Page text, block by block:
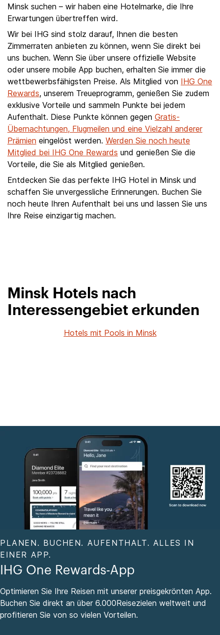
Minsk suchen – wir haben eine Hotelmarke, die Ihre
Erwartungen übertreffen wird.
Wir bei IHG sind stolz darauf, Ihnen die besten
Zimmerraten anbieten zu können, wenn Sie direkt bei
uns buchen. Wenn Sie über unsere offizielle Website
oder unsere mobile App buchen, erhalten Sie immer die
wettbewerbsfähigsten Preise. Als Mitglied von IHG One
Rewards, unserem Treueprogramm, genießen Sie zudem
exklusive Vorteile und sammeln Punkte bei jedem
Aufenthalt. Diese Punkte können gegen Gratis-
Übernachtungen, Flugmeilen und eine Vielzahl anderer
Prämien eingelöst werden. Werden Sie noch heute
Mitglied bei IHG One Rewards und genießen Sie die
Vorteile, die Sie als Mitglied genießen.
Entdecken Sie das perfekte IHG Hotel in Minsk und
schaffen Sie unvergessliche Erinnerungen. Buchen Sie
noch heute Ihren Aufenthalt bei uns und lassen Sie uns
Ihre Reise einzigartig machen.
Minsk Hotels nach
Interessengebiet erkunden
Hotels mit Pools in Minsk
PLANEN. BUCHEN. AUFENTHALT. ALLES IN
EINER APP.
IHG One Rewards-App
Optimieren Sie Ihre Reisen mit unserer preisgekrönten App.
Buchen Sie direkt an über 6.000Reisezielen weltweit und
profitieren Sie von so vielen Vorteilen.